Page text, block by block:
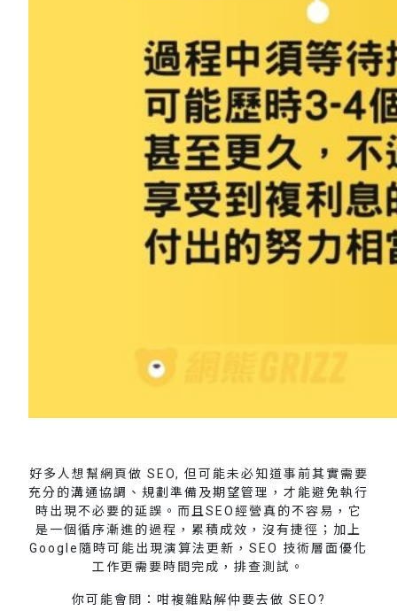
好多人想幫網頁做 SEO, 但可能未必知道事前其實需要
充分的溝通協調、規劃準備及期望管理，才能避免執行
時出現不必要的延誤。而且SEO經營真的不容易，它
是一個循序漸進的過程，累積成效，沒有捷徑；加上
Google隨時可能出現演算法更新，SEO 技術層面優化
工作更需要時間完成，排查測試。
你可能會問：咁複雜點解仲要去做 SEO?